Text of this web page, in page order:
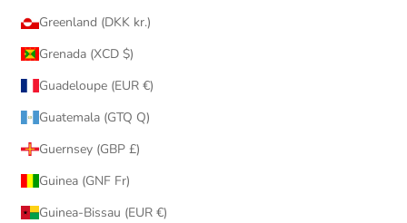
Greenland (DKK kr.)
Grenada (XCD $)
Guadeloupe (EUR €)
Guatemala (GTQ Q)
Guernsey (GBP £)
Guinea (GNF Fr)
Guinea-Bissau (EUR €)